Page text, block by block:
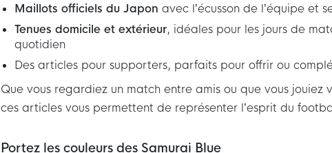
Maillots officiels du Japon avec l’écusson de l’équipe et
Tenues domicile et extérieur, idéales pour les jours de
quotidien
Des articles pour supporters, parfaits pour offrir ou
Que vous regardiez un match entre amis ou que vous jouiez
ces articles vous permettent de représenter l’esprit du
Portez les couleurs des Samurai Blue